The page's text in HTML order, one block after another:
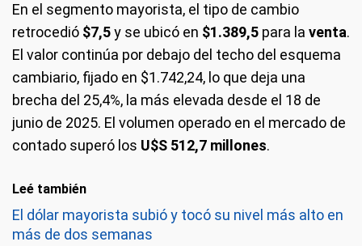
En el segmento mayorista, el tipo de cambio
retrocedió $7,5y se ubicó en $1.389,5 para la venta.
El valor continúa por debajo del techo del esquema
cambiario, fijado en $1.742,24, lo que deja una
brecha del 25,4%, la más elevada desde el 18 de
junio de 2025. El volumen operado en el mercado de
contado superó los U$S 512,7 millones.
Leé también
El dólar mayorista subió y tocó su nivel más alto en
más de dos semanas